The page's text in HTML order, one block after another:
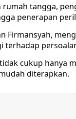
tangga,
penerapan
Firmansyah,
terhadap
cukup hanya
diterapkan.